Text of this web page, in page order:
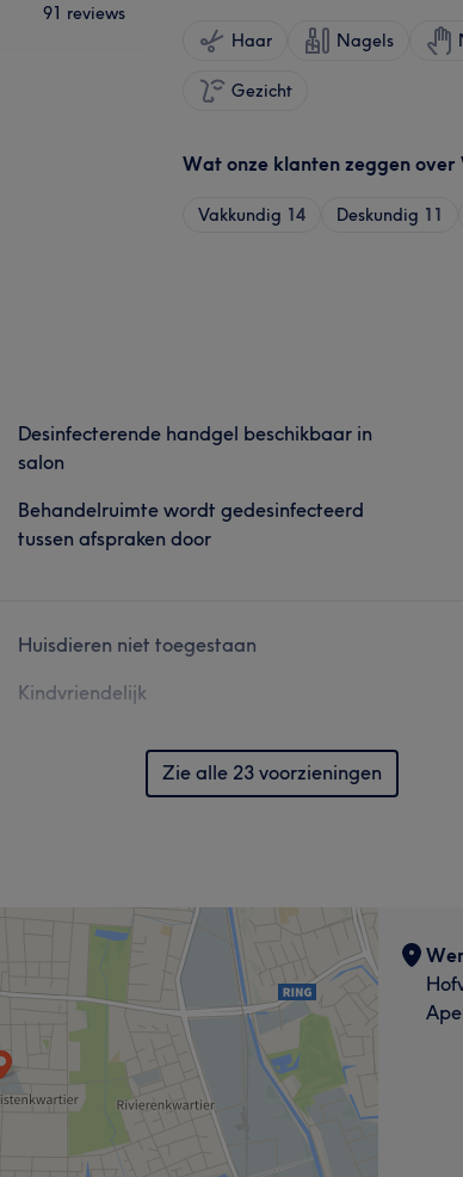
91 reviews
Haar Nagels
Gezicht
Wat onze klanten zeggen over
Vakkundig 14 Deskundig 11
Desinfecterende handgel beschikbaar in
salon
Behandelruimte wordt gedesinfecteerd
tussen afspraken door
Huisdieren niet toegestaan
Kindvriendelijk
Zie alle 23 voorzieningen